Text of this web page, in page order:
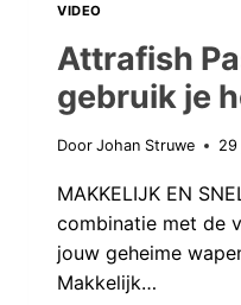
VIDEO
Attrafish
gebruik je
Door Johan Struwe 29
MAKKELIJK EN
combinatie met de
jouw geheime
Makkelijk…